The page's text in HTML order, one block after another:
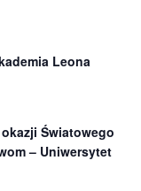
Leona
Światowego
– Uniwersytet